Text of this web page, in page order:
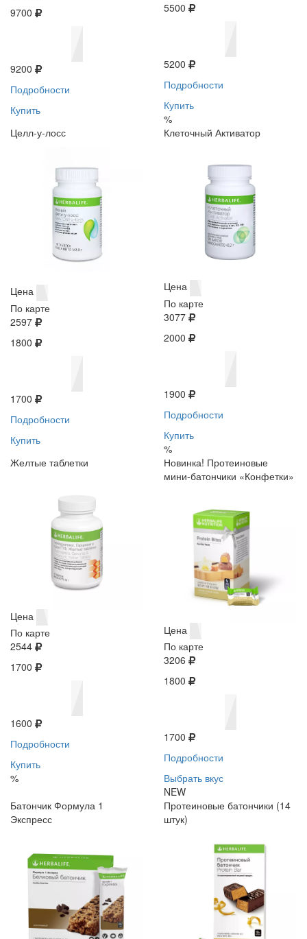
9700
9200
Подробности
Купить
5500
5200
Подробности
Купить
%
Целл-у-лосс
Цена
По карте
2597
1800
1700
Подробности
Купить
Клеточный Активатор
Цена
По карте
3077
2000
1900
Подробности
Купить
%
Желтые таблетки
Цена
По карте
2544
1700
1600
Подробности
Купить
%
Новинка! Протеиновые
мини-батончики «Конфетки»
Цена
По карте
3206
1800
1700
Подробности
Выбрать вкус
NEW
Батончик Формула 1
Экспресс
Протеиновые батончики (14
штук)